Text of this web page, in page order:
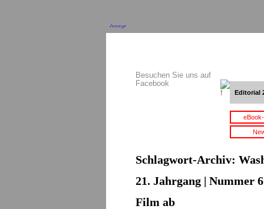
Anzeige
Besuchen Sie uns auf
Facebook
Editorial
Schlagwort-Archiv:
21. Jahrgang | Nummer
Film ab